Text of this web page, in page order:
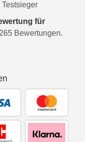
für
265 Bewertungen.